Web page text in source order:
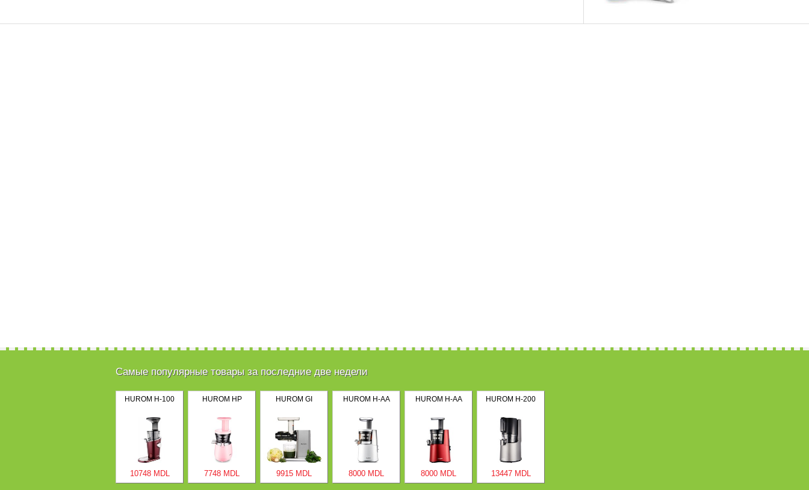
Самые популярные товары за последние две недели
HUROM H-100
10748 MDL
HUROM HP
7748 MDL
HUROM GI
9915 MDL
HUROM H-AA
8000 MDL
HUROM H-AA
8000 MDL
HUROM H-200
13447 MDL